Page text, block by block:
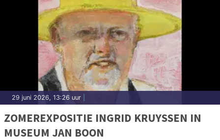
29 juni 2026, 13:26 uur
ZOMEREXPOSITIE INGRID KRUYSSEN IN
MUSEUM JAN BOON